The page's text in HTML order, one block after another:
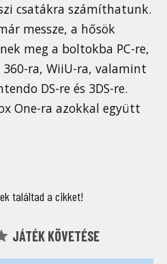
csatákra számíthatunk.
messze, a hősök
meg a boltokba PC-re,
ra, WiiU-ra, valamint
DS-re és 3DS-re.
One-ra azokkal együtt
találtad a cikket!
JÁTÉK KÖVETÉSE